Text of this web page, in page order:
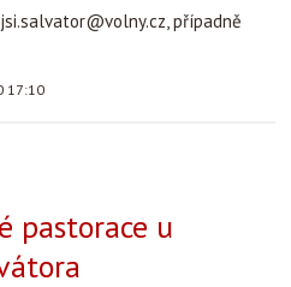
, případně
17:10
pastorace u